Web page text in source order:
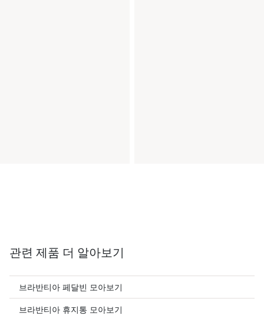
관련 제품 더 알아보기
브라반티아 페달빈 모아보기
브라반티아 휴지통 모아보기